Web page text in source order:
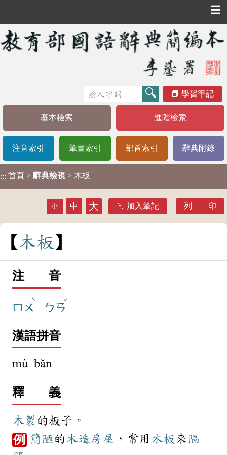
☰
學習筆記
基本檢索 進階檢索
注音索引 筆畫索引 部首索引 辭典附錄
::: 首頁 > 辭典檢視 > 木板
小 中 大 加入筆記 列 印
木板
注 音
ㄇㄨ
ˋ
ㄅㄢ
ˇ
漢語拼音
mù bǎn
釋 義
木製 的板子。
例 簡陋 的木造房屋 ，常用 木板 來隔